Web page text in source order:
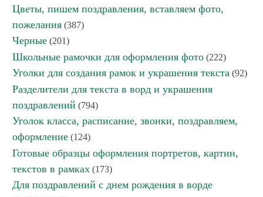
Цветы, пишем поздравления, вставляем фото,
пожелания (387)
Черные (201)
Школьные рамочки для оформления фото (222)
Уголки для создания рамок и украшения текста (92)
Разделители для текста в ворд и украшения
поздравлений (794)
Уголок класса, расписание, звонки, поздравляем,
оформление (124)
Готовые образцы оформления портретов, картин,
текстов в рамках (173)
Для поздравлений с днем рождения в ворде